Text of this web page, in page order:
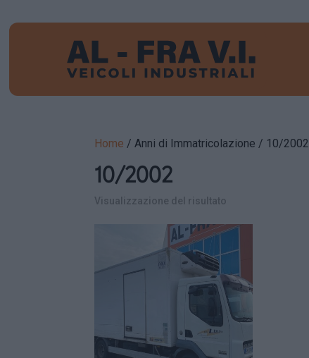
Home / Anni di Immatricolazione / 10/2002
10/2002
Visualizzazione del risultato